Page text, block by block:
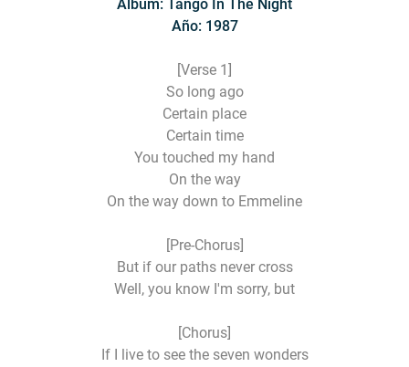
Álbum: Tango In The Night
Año: 1987
[Verse 1]
So long ago
Certain place
Certain time
You touched my hand
On the way
On the way down to Emmeline
[Pre-Chorus]
But if our paths never cross
Well, you know I'm sorry, but
[Chorus]
If I live to see the seven wonders